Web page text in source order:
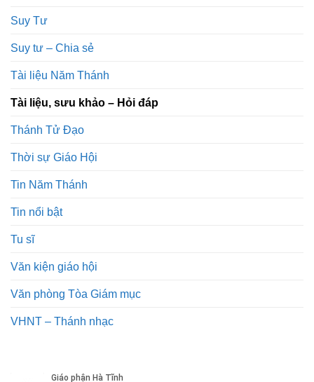
Suy Tư
Suy tư – Chia sẻ
Tài liệu Năm Thánh
Tài liệu, sưu khảo – Hỏi đáp
Thánh Tử Đạo
Thời sự Giáo Hội
Tin Năm Thánh
Tin nổi bật
Tu sĩ
Văn kiện giáo hội
Văn phòng Tòa Giám mục
VHNT – Thánh nhạc